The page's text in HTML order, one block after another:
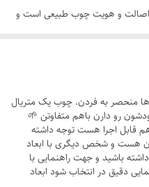
اصالت و هویت چوب طبیعی است و
هر محصول را بررسی کنید. ثبت
از ویژگی‌های طبیعی چوب هست
منحصر به فردن. چوب یک متریال
رو دارن باهم متفاوتن 🌱
قابل اجرا هست توجه داشته
هست و شخص دیگری با ابعاد
باشید و جهت راهنمایی با
دقیق در انتخاب شود ابعاد